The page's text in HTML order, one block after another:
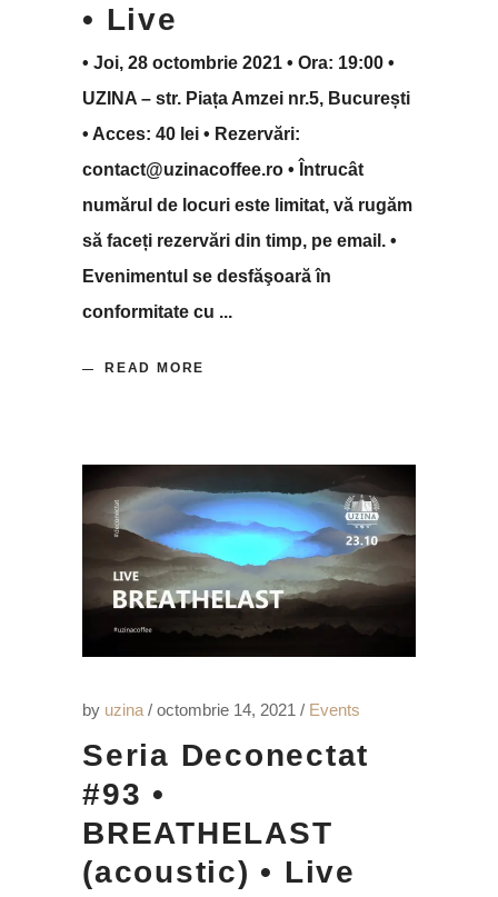
• Live
• Joi, 28 octombrie 2021 • Ora: 19:00 •
UZINA – str. Piața Amzei nr.5, București
• Acces: 40 lei • Rezervări:
contact@uzinacoffee.ro • Întrucât
numărul de locuri este limitat, vă rugăm
să faceți rezervări din timp, pe email. •
Evenimentul se desfăşoară în
conformitate cu
READ MORE
by uzina octombrie 14, 2021 Events
Seria Deconectat
#93 •
BREATHELAST
(acoustic) • Live